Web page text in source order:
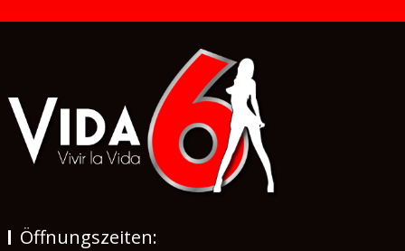
Öffnungszeiten: